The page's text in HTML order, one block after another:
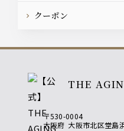
クーポン
THE
〒530-0004
大阪府 大阪市北区堂島